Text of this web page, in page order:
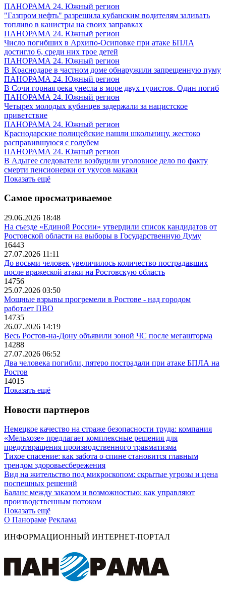
ПАНОРАМА 24. Южный регион
"Газпром нефть" разрешила кубанским водителям заливать
топливо в канистры на своих заправках
ПАНОРАМА 24. Южный регион
Число погибших в Архипо-Осиповке при атаке БПЛА
достигло 6, среди них трое детей
ПАНОРАМА 24. Южный регион
В Краснодаре в частном доме обнаружили запрещенную пуму
ПАНОРАМА 24. Южный регион
В Сочи горная река унесла в море двух туристов. Один погиб
ПАНОРАМА 24. Южный регион
Четырех молодых кубанцев задержали за нацистское
приветствие
ПАНОРАМА 24. Южный регион
Краснодарские полицейские нашли школьницу, жестоко
расправившуюся с голубем
ПАНОРАМА 24. Южный регион
В Адыгее следователи возбудили уголовное дело по факту
смерти пенсионерки от укусов макаки
Показать ещё
Самое просматриваемое
29.06.2026 18:48
На съезде «Единой России» утвердили список кандидатов от
Ростовской области на выборы в Государственную Думу
16443
27.07.2026 11:11
До восьми человек увеличилось количество пострадавших
после вражеской атаки на Ростовскую область
14756
25.07.2026 03:50
Мощные взрывы прогремели в Ростове - над городом
работает ПВО
14735
26.07.2026 14:19
Весь Ростов-на-Дону объявили зоной ЧС после мегашторма
14288
27.07.2026 06:52
Два человека погибли, пятеро пострадали при атаке БПЛА на
Ростов
14015
Показать ещё
Новости партнеров
Немецкое качество на страже безопасности труда: компания
«Мельхозе» предлагает комплексные решения для
предотвращения производственного травматизма
Тихое спасение: как забота о спине становится главным
трендом здоровьесбережения
Вид на жительство под микроскопом: скрытые угрозы и цена
поспешных решений
Баланс между заказом и возможностью: как управляют
производственным потоком
Показать ещё
О Панораме Реклама
ИНФОРМАЦИОННЫЙ ИНТЕРНЕТ-ПОРТАЛ